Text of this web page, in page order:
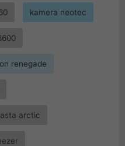
kamera neotec
renegade
arctic